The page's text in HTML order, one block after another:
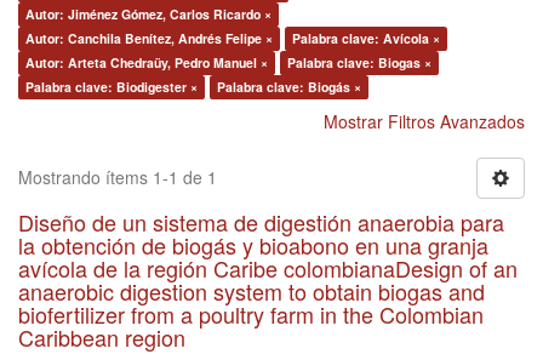
Autor: Jiménez Gómez, Carlos Ricardo ×
Autor: Canchila Benítez, Andrés Felipe ×
Palabra clave: Avícola ×
Autor: Arteta Chedraüy, Pedro Manuel ×
Palabra clave: Biogas ×
Palabra clave: Biodigester ×
Palabra clave: Biogás ×
Mostrar Filtros Avanzados
Mostrando ítems 1-1 de 1
Diseño de un sistema de digestión anaerobia para
la obtención de biogás y bioabono en una granja
avícola de la región Caribe colombianaDesign of an
anaerobic digestion system to obtain biogas and
biofertilizer from a poultry farm in the Colombian
Caribbean region